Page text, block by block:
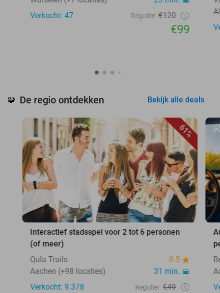
Verkocht: 47
Regulier €120
€99
🧩 De regio ontdekken Bekijk alle deals
61%
Interactief stadsspel voor 2 tot 6 personen
(of meer)
Qula Trails
8.5
Aachen (+98 locaties)
31 min.
Verkocht: 9.378
Regulier €49